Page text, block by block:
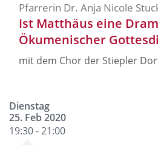
Pfarrerin Dr. Anja Nicole
Ist Matthäus eine
Ökumenischer
mit dem Chor der Stiepler
Dienstag
25. Feb 2020
19:30 - 21:00